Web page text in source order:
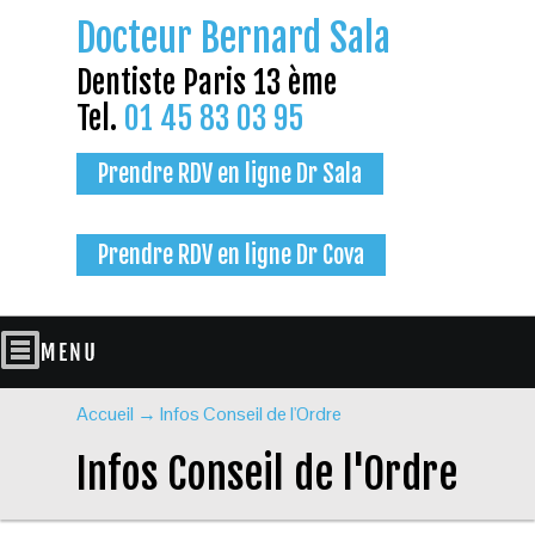
Docteur Bernard Sala
Dentiste Paris 13 ème
Tel. 01 45 83 03 95
Prendre RDV en ligne Dr Sala
Prendre RDV en ligne Dr Cova
Accueil → Infos Conseil de l'Ordre
Infos Conseil de l'Ordre